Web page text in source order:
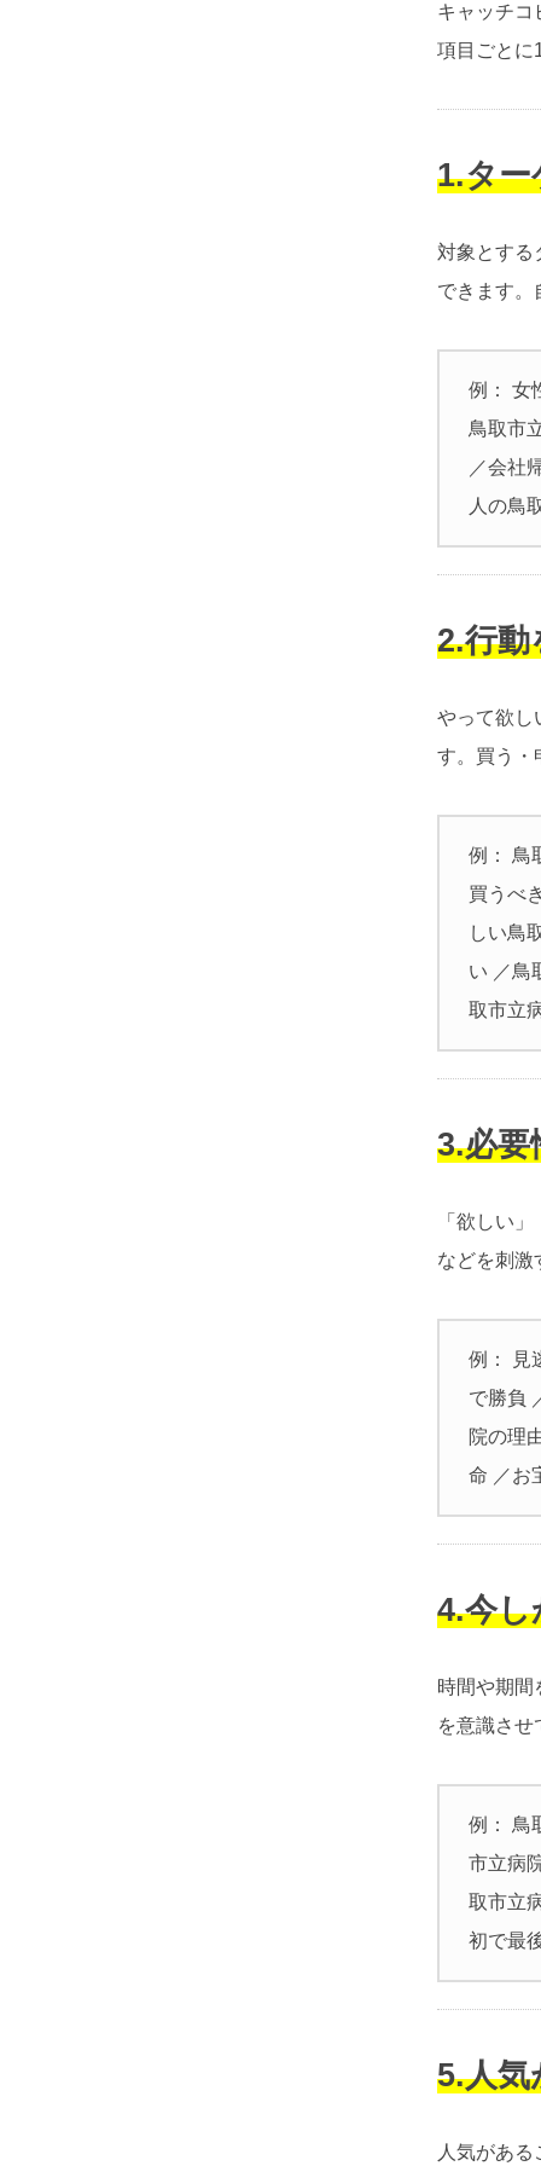
キャッチコ
項目ごとに
1.ター
対象とする
できます。
例： 女
鳥取市
／会社
人の鳥
2.行動
やって欲し
す。買う・
例： 鳥
買うべ
しい鳥
い ／鳥
取市立
3.必要
「欲しい
などを刺激
例： 見
で勝負
院の理
命 ／お
4.今し
時間や期間
を意識させ
例： 鳥
市立病
取市立
初で最
5.人気
人気があ